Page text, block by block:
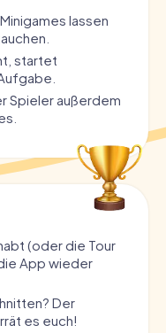
lassen
startet
Spieler außerdem
(oder die Tour
App wieder
Der
es euch!